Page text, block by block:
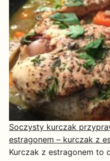
Soczysty kurczak
estragonem – kurczak z
Kurczak z estragonem to